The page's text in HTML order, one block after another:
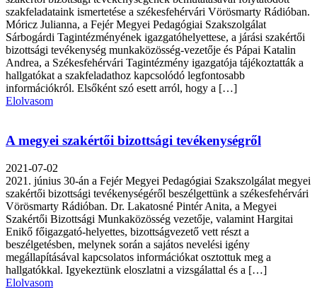
szakfeladataink ismertetése a székesfehérvári Vörösmarty Rádióban.
Móricz Julianna, a Fejér Megyei Pedagógiai Szakszolgálat
Sárbogárdi Tagintézményének igazgatóhelyettese, a járási szakértői
bizottsági tevékenység munkaközösség-vezetője és Pápai Katalin
Andrea, a Székesfehérvári Tagintézmény igazgatója tájékoztatták a
hallgatókat a szakfeladathoz kapcsolódó legfontosabb
információkról. Elsőként szó esett arról, hogy a […]
Elolvasom
A megyei szakértői bizottsági tevékenységről
2021-07-02
2021. június 30-án a Fejér Megyei Pedagógiai Szakszolgálat megyei
szakértői bizottsági tevékenységéről beszélgettünk a székesfehérvári
Vörösmarty Rádióban. Dr. Lakatosné Pintér Anita, a Megyei
Szakértői Bizottsági Munkaközösség vezetője, valamint Hargitai
Enikő főigazgató-helyettes, bizottságvezető vett részt a
beszélgetésben, melynek során a sajátos nevelési igény
megállapításával kapcsolatos információkat osztottuk meg a
hallgatókkal. Igyekeztünk eloszlatni a vizsgálattal és a […]
Elolvasom